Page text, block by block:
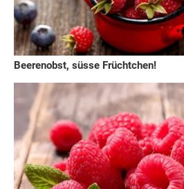
Beerenobst, süsse Früchtchen!